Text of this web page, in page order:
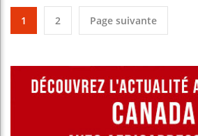
1 2 Page suivante